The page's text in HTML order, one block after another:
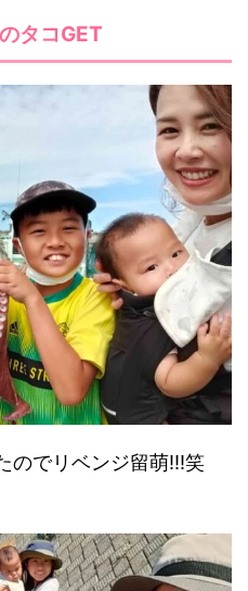
タコGET
のでリベンジ留萌!!!笑